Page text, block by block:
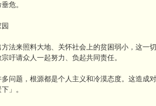
危。
法来照料大地、关怀社会上的贫困弱小，这一
吁请众人一起努力、负起共同责任。
问题，根源都是个人主义和冷漠态度。这造成
」。